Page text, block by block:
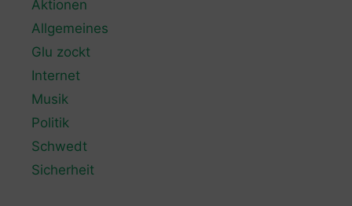
Aktionen
Allgemeines
Glu zockt
Internet
Musik
Politik
Schwedt
Sicherheit